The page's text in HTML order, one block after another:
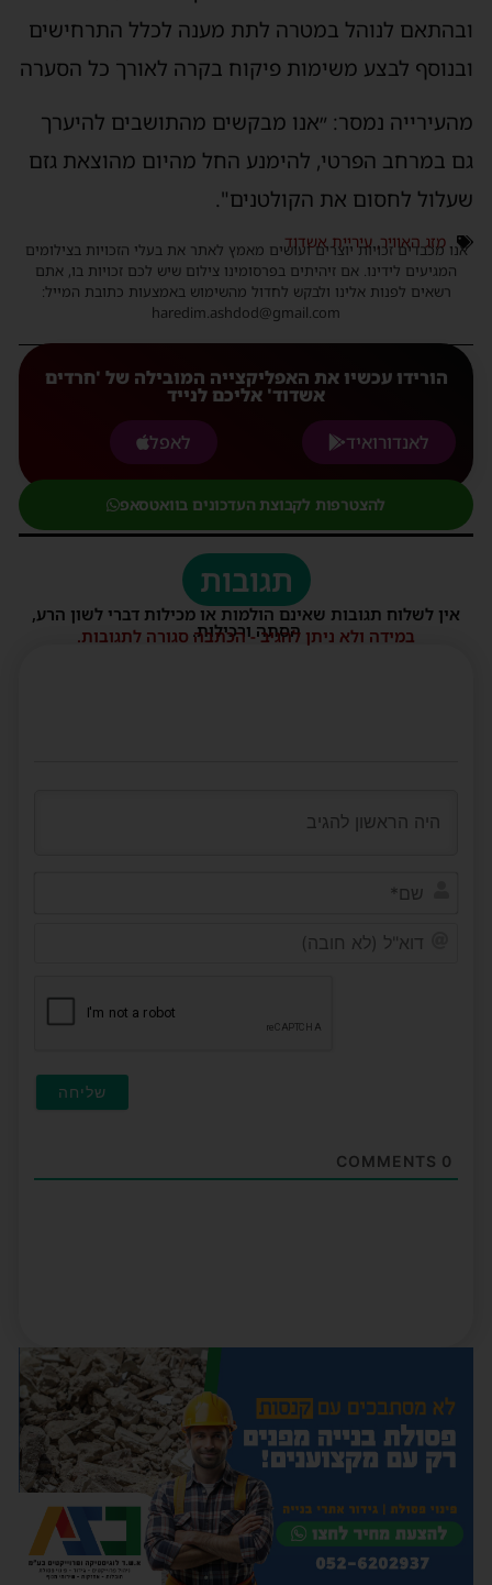
ובהתאם לנוהל במטרה לתת מענה לכלל התרחישים
ובנוסף לבצע משימות פיקוח בקרה לאורך כל הסערה
מהעירייה נמסר: ״אנו מבקשים מהתושבים להיערך
גם במרחב הפרטי, להימנע החל מהיום מהוצאת גזם
שעלול לחסום את הקולטנים".
מזג האוויר,עיריית אשדוד
אנו מכבדים זכויות יוצרים ועושים מאמץ לאתר את בעלי הזכויות בצילומים
המגיעים לידינו. אם זיהיתים בפרסומינו צילום שיש לכם זכויות בו, אתם
רשאים לפנות אלינו ולבקש לחדול מהשימוש באמצעות כתובת המייל:
haredim.ashdod@gmail.com
הורידו עכשיו את האפליקצייה המובילה של 'חרדים
אשדוד' אליכם לנייד
לאנדורואיד
לאפל
להצטרפות לקבוצת העדכונים בוואטסאפ
תגובות
אין לשלוח תגובות שאינם הולמות או מכילות דברי לשון הרע,
הסתה ורכילות.
במידה ולא ניתן להגיב - הכתבה סגורה לתגובות.
0